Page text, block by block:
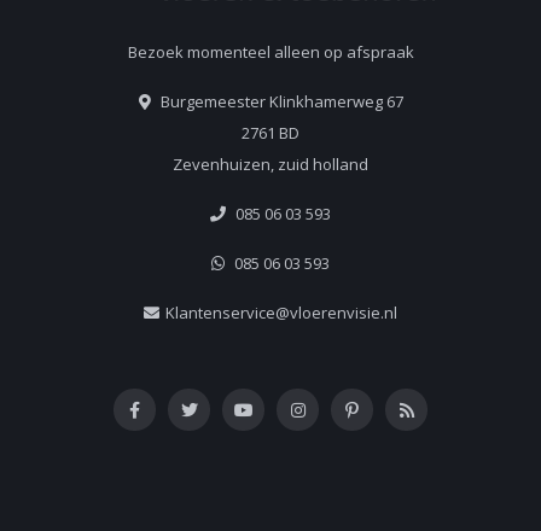
Bezoek momenteel alleen op afspraak
Burgemeester Klinkhamerweg 67
2761 BD
Zevenhuizen, zuid holland
085 06 03 593
085 06 03 593
Klantenservice@vloerenvisie.nl